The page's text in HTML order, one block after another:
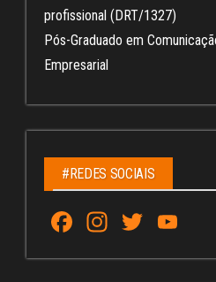
profissional (DRT/1327)
Pós-Graduado em
Empresarial
#REDES SOCIAIS
Fa
ce
In
st
T
wi u